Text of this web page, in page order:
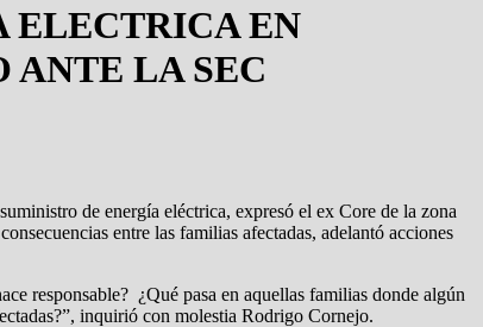
ELECTRICA EN
ANTE LA SEC
de energía eléctrica, expresó el ex Core de la zona
entre las familias afectadas, adelantó acciones
responsable? ¿Qué pasa en aquellas familias donde algún
inquirió con molestia Rodrigo Cornejo.